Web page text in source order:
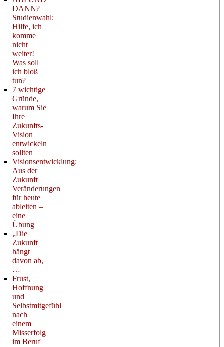
DANN?
Studienwahl:
Hilfe, ich
komme
nicht
weiter!
Was soll
ich bloß
tun?
7 wichtige
Gründe,
warum Sie
Ihre
Zukunfts-
Vision
entwickeln
sollten
Visionsentwicklung:
Aus der
Zukunft
Veränderungen
für heute
ableiten –
eine
Übung
„Die
Zukunft
hängt
davon ab,
…
Frust,
Hoffnung
und
Selbstmitgefühl
nach
einem
Misserfolg
im Beruf